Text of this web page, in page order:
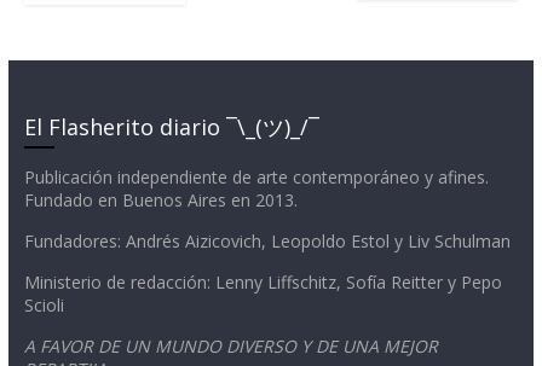
El Flasherito diario ¯\_(ツ)_/¯
Publicación independiente de arte contemporáneo y afines.
Fundado en Buenos Aires en 2013.
Fundadores: Andrés Aizicovich, Leopoldo Estol y Liv Schulman
Ministerio de redacción: Lenny Liffschitz, Sofía Reitter y Pepo
Scioli
A FAVOR DE UN MUNDO DIVERSO Y DE UNA MEJOR